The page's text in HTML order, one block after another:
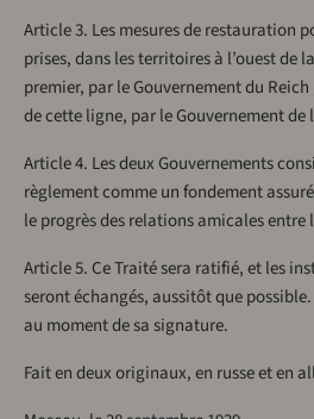
Article 3. Les mesures de restauration
prises, dans les territoires à l’ouest de
premier, par le Gouvernement du
de cette ligne, par le Gouvernement de
Article 4. Les deux Gouvernements
règlement comme un fondement
le progrès des relations amicales entre
Article 5. Ce Traité sera ratifié, et les
seront échangés, aussitôt que
au moment de sa signature.
Fait en deux originaux, en russe et en